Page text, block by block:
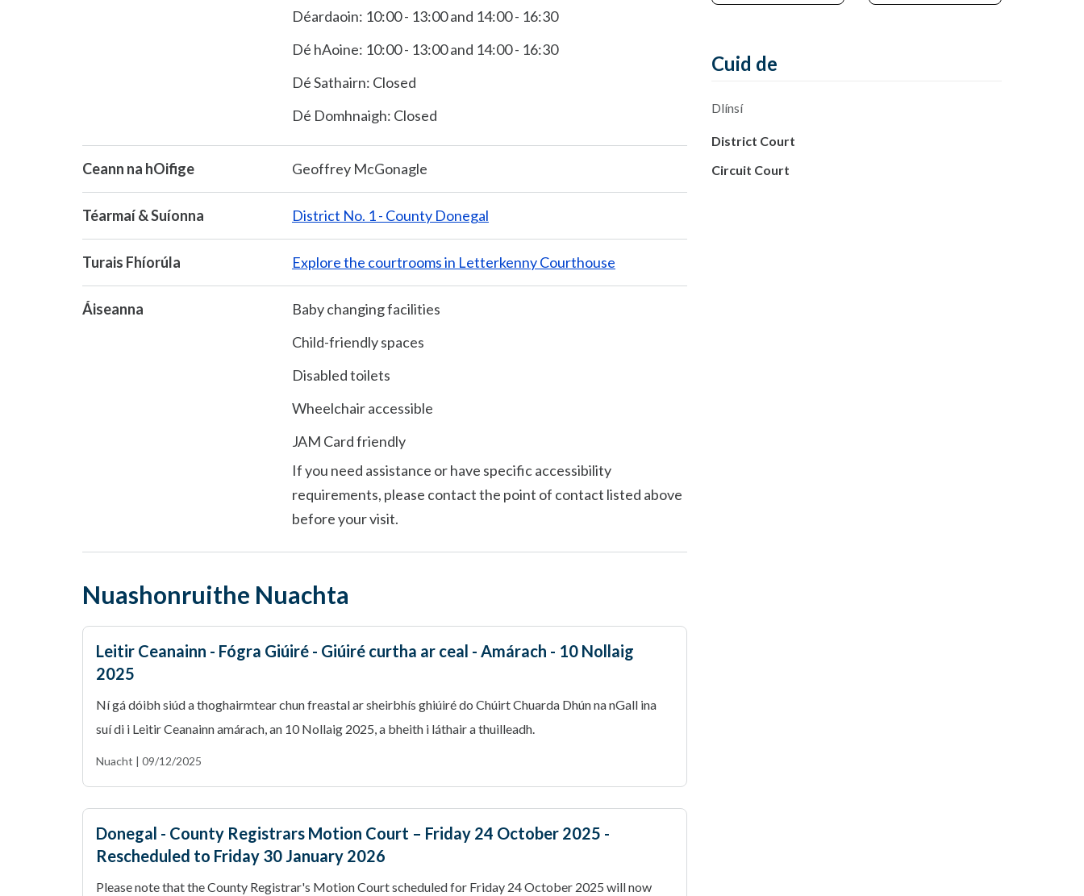
Déardaoin: 10:00 - 13:00 and 14:00 - 16:30
Dé hAoine: 10:00 - 13:00 and 14:00 - 16:30
Dé Sathairn: Closed
Dé Domhnaigh: Closed
Ceann na hOifige Geoffrey McGonagle
Téarmaí & Suíonna District No. 1 - County Donegal
Turais Fhíorúla Explore the courtrooms in Letterkenny Courthouse
Áiseanna
Baby changing facilities
Child-friendly spaces
Disabled toilets
Wheelchair accessible
JAM Card friendly
If you need assistance or have specific accessibility
requirements, please contact the point of contact listed above
before your visit.
Nuashonruithe Nuachta
Leitir Ceanainn - Fógra Giúiré - Giúiré curtha ar ceal - Amárach - 10 Nollaig
2025
Ní gá dóibh siúd a thoghairmtear chun freastal ar sheirbhís ghiúiré do Chúirt Chuarda Dhún na nGall ina
suí di i Leitir Ceanainn amárach, an 10 Nollaig 2025, a bheith i láthair a thuilleadh.
Nuacht | 09/12/2025
Donegal - County Registrars Motion Court – Friday 24 October 2025 -
Rescheduled to Friday 30 January 2026
Please note that the County Registrar's Motion Court scheduled for Friday 24 October 2025 will now
Cuid de
Dlínsí
District Court
Circuit Court